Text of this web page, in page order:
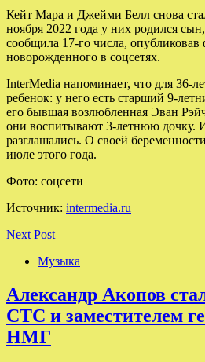
Кейт Мара и Джейми Белл снова
ноября 2022 года у них родился
сообщила 17-го числа,
новорожденного в соцсетях.
InterMedia напоминает, что для 36-
ребенок: у него есть старший 9-
его бывшая возлюбленная Эван
они воспитывают 3-летнюю дочку.
разглашались. О своей
июле этого года.
Фото: соцсети
Источник: intermedia.ru
Next Post
Музыка
Александр Акопов
СТС и заместителем
НМГ